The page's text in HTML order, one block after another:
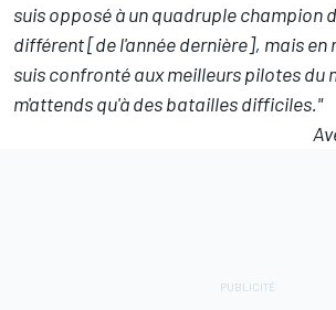
suis opposé à un quadruple champion
différent [de l'année dernière], mais en
suis confronté aux meilleurs pilotes du
m'attends qu'à des batailles difficiles."